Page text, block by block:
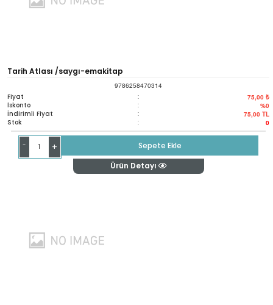
Tarih Atlası /saygı-emakitap
9786258470314
Fiyat : 75,00 ₺
İskonto : %0
İndirimli Fiyat : 75,00 TL
Stok : 0
- +
Sepete Ekle
Ürün Detayı